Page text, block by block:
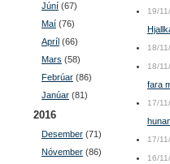
Júní (67)
Maí (76)
Apríl (66)
Mars (58)
Febrúar (86)
Janúar (81)
2016
Desember (71)
Nóvember (86)
19/
18/
18/
fara
17/
17/
16/